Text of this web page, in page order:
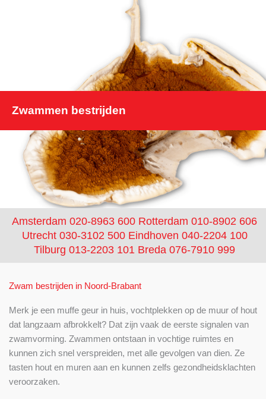
Zwammen bestrijden
Amsterdam 020-8963 600 Rotterdam 010-8902 606
Utrecht 030-3102 500 Eindhoven 040-2204 100
Tilburg 013-2203 101 Breda 076-7910 999
Zwam bestrijden in Noord-Brabant
Merk je een muffe geur in huis, vochtplekken op de muur of hout
dat langzaam afbrokkelt? Dat zijn vaak de eerste signalen van
zwamvorming. Zwammen ontstaan in vochtige ruimtes en
kunnen zich snel verspreiden, met alle gevolgen van dien. Ze
tasten hout en muren aan en kunnen zelfs gezondheidsklachten
veroorzaken.